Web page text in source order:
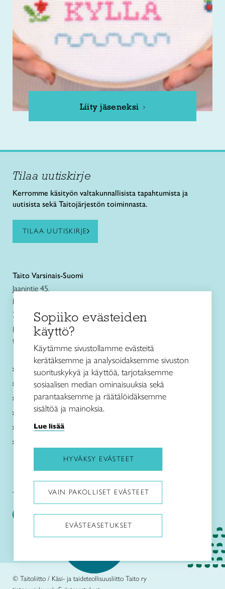
Liity jäseneksi
Tilaa uutiskirje
Kerromme käsityön valtakunnallisista tapahtumista ja
uutisista sekä Taitojärjestön toiminnasta.
TILAA UUTISKIRJE
Taito Varsinais-Suomi
Jaanintie 45,
Kuralan Kylämäen Verstas
20540 Turku
puh. 040 849 9642
turku@taitovarsinaissuomi.fi
Kurssit
Taitokeskukset
Taito Shop Turku
Ajankohtaista
Tietoa meistä
Taito Varsinais-Suomi somessa
© Taitoliitto / Käsi- ja taideteollisuusliitto Taito ry
Sopiiko evästeiden
käyttö?
Käytämme sivustollamme evästeitä
kerätäksemme ja analysoidaksemme sivuston
suorituskykyä ja käyttöä, tarjotaksemme
sosiaalisen median ominaisuuksia sekä
parantaaksemme ja räätälöidäksemme
sisältöä ja mainoksia.
Lue lisää
HYVÄKSY EVÄSTEET
VAIN PAKOLLISET EVÄSTEET
EVÄSTEASETUKSET